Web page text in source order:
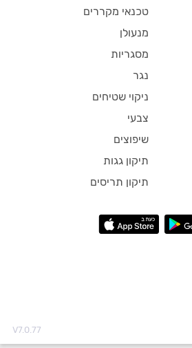
טכנאי מקררים
מנעולן
מסגריות
נגר
ניקוי שטיחים
צבעי
שיפוצים
תיקון גגות
תיקון תריסים
V7.0.77